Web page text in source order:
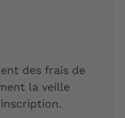
des frais de
la veille